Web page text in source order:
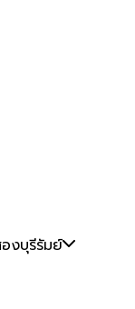
งบุรีรัมย์